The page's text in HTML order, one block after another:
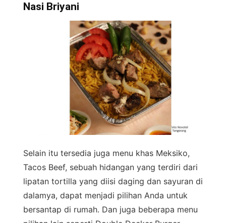
Nasi Briyani
Selain itu tersedia juga menu khas Meksiko,
Tacos Beef, sebuah hidangan yang terdiri dari
lipatan tortilla yang diisi daging dan sayuran di
dalamya, dapat menjadi pilihan Anda untuk
bersantap di rumah. Dan juga beberapa menu